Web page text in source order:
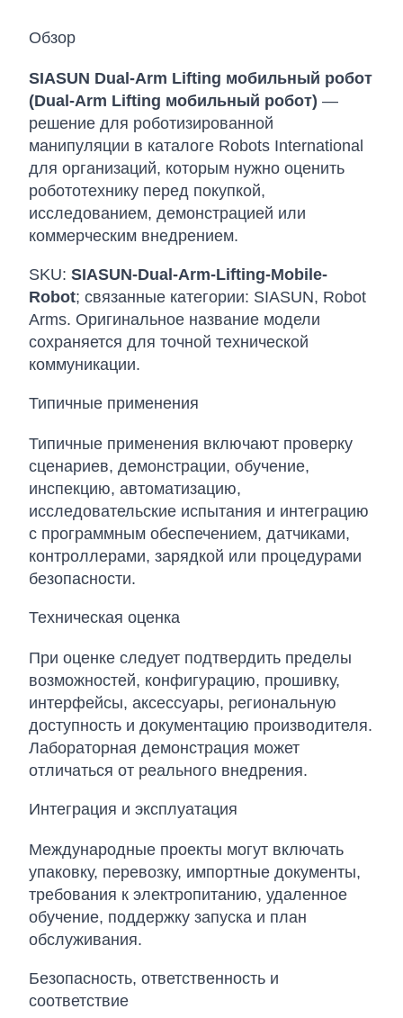
Обзор
SIASUN Dual-Arm Lifting мобильный робот
(Dual-Arm Lifting мобильный робот) —
решение для роботизированной
манипуляции в каталоге Robots International
для организаций, которым нужно оценить
робототехнику перед покупкой,
исследованием, демонстрацией или
коммерческим внедрением.
SKU: SIASUN-Dual-Arm-Lifting-Mobile-
Robot; связанные категории: SIASUN, Robot
Arms. Оригинальное название модели
сохраняется для точной технической
коммуникации.
Типичные применения
Типичные применения включают проверку
сценариев, демонстрации, обучение,
инспекцию, автоматизацию,
исследовательские испытания и интеграцию
с программным обеспечением, датчиками,
контроллерами, зарядкой или процедурами
безопасности.
Техническая оценка
При оценке следует подтвердить пределы
возможностей, конфигурацию, прошивку,
интерфейсы, аксессуары, региональную
доступность и документацию производителя.
Лабораторная демонстрация может
отличаться от реального внедрения.
Интеграция и эксплуатация
Международные проекты могут включать
упаковку, перевозку, импортные документы,
требования к электропитанию, удаленное
обучение, поддержку запуска и план
обслуживания.
Безопасность, ответственность и
соответствие